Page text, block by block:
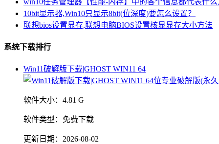
10bit显示器,Win10只显示8bit(位深度)要怎么设置？
联想bios设置显存,联想电脑BIOS设置核显显存大小方法
系统下载排行
Win11破解版下载|GHOST WIN11 64
软件大小： 4.81 G
软件类型： 免费下载
更新日期： 2026-08-02